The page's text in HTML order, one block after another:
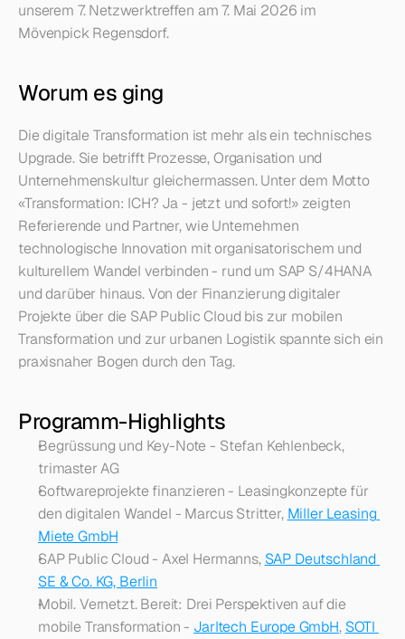
unserem 7. Netzwerktreffen am 7. Mai 2026 im
Mövenpick Regensdorf.
Worum es ging
Die digitale Transformation ist mehr als ein technisches
Upgrade. Sie betrifft Prozesse, Organisation und
Unternehmenskultur gleichermassen. Unter dem Motto
«Transformation: ICH? Ja - jetzt und sofort!» zeigten
Referierende und Partner, wie Unternehmen
technologische Innovation mit organisatorischem und
kulturellem Wandel verbinden - rund um SAP S/4HANA
und darüber hinaus. Von der Finanzierung digitaler
Projekte über die SAP Public Cloud bis zur mobilen
Transformation und zur urbanen Logistik spannte sich ein
praxisnaher Bogen durch den Tag.
Programm-Highlights
Begrüssung und Key-Note - Stefan Kehlenbeck,
trimaster AG
Softwareprojekte finanzieren - Leasingkonzepte für
den digitalen Wandel - Marcus Stritter, Miller Leasing
Miete GmbH
SAP Public Cloud - Axel Hermanns, SAP Deutschland
SE & Co. KG, Berlin
Mobil. Vernetzt. Bereit: Drei Perspektiven auf die
mobile Transformation - Jarltech Europe GmbH,